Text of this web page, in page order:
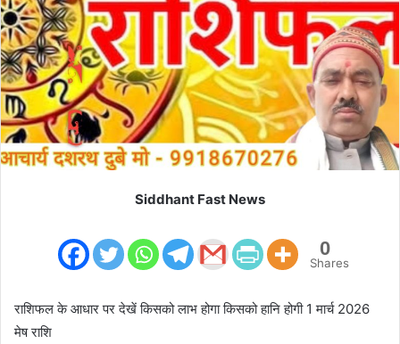
n
e
m
a
i
l
Siddhant Fast News
0
Shares
राशिफल के आधार पर देखें किसको लाभ होगा किसको हानि होगी 1 मार्च 2026
मेष राशि